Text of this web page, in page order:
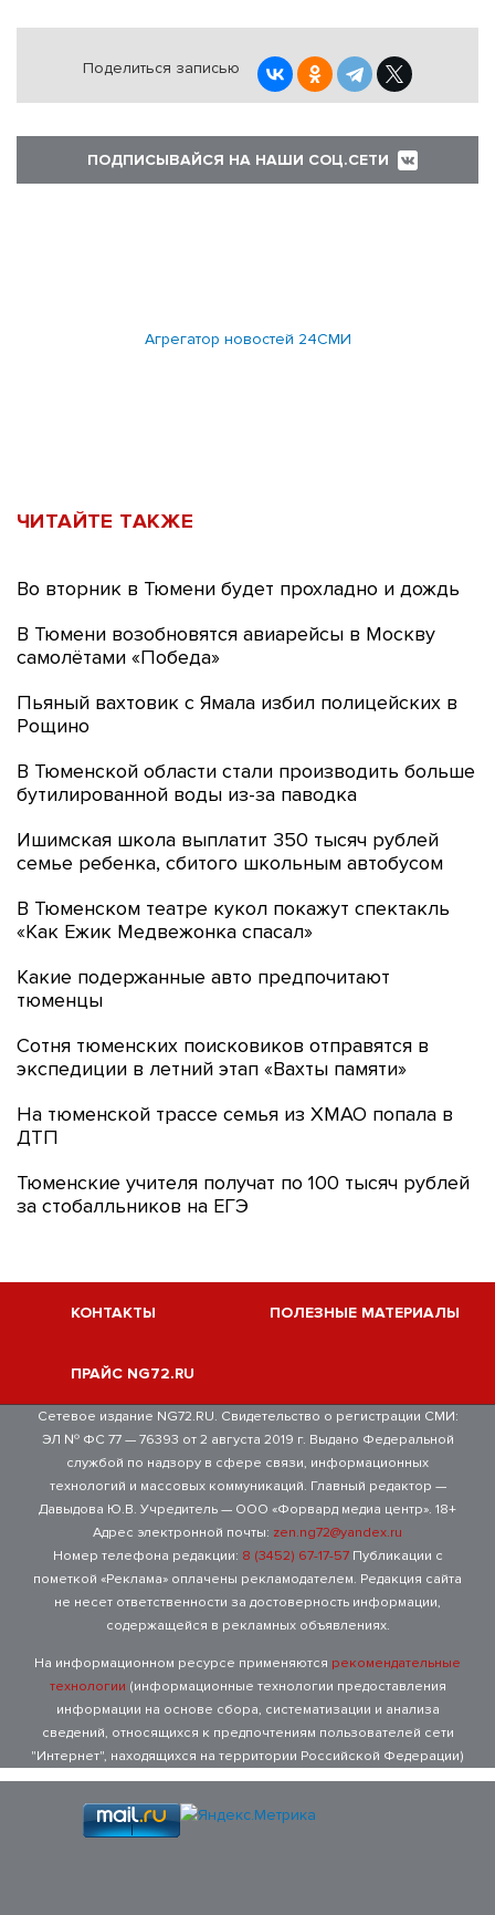
Поделиться записью
ПОДПИСЫВАЙСЯ НА НАШИ СОЦ.СЕТИ
Агрегатор новостей 24СМИ
ЧИТАЙТЕ ТАКЖЕ
Во вторник в Тюмени будет прохладно и дождь
В Тюмени возобновятся авиарейсы в Москву
самолётами «Победа»
Пьяный вахтовик с Ямала избил полицейских в
Рощино
В Тюменской области стали производить больше
бутилированной воды из-за паводка
Ишимская школа выплатит 350 тысяч рублей
семье ребенка, сбитого школьным автобусом
В Тюменском театре кукол покажут спектакль
«Как Ежик Медвежонка спасал»
Какие подержанные авто предпочитают
тюменцы
Сотня тюменских поисковиков отправятся в
экспедиции в летний этап «Вахты памяти»
На тюменской трассе семья из ХМАО попала в
ДТП
Тюменские учителя получат по 100 тысяч рублей
за стобалльников на ЕГЭ
КОНТАКТЫ ПОЛЕЗНЫЕ МАТЕРИАЛЫ
ПРАЙС NG72.RU
Сетевое издание NG72.RU. Свидетельство о регистрации СМИ:
ЭЛ № ФС 77 — 76393 от 2 августа 2019 г. Выдано Федеральной
службой по надзору в сфере связи, информационных
технологий и массовых коммуникаций. Главный редактор —
Давыдова Ю.В. Учредитель — ООО «Форвард медиа центр». 18+
Адрес электронной почты: zen.ng72@yandex.ru
Номер телефона редакции: 8 (3452) 67-17-57Публикации с
пометкой «Реклама» оплачены рекламодателем. Редакция сайта
не несет ответственности за достоверность информации,
содержащейся в рекламных объявлениях.
На информационном ресурсе применяются рекомендательные
технологии (информационные технологии предоставления
информации на основе сбора, систематизации и анализа
сведений, относящихся к предпочтениям пользователей сети
"Интернет", находящихся на территории Российской Федерации)